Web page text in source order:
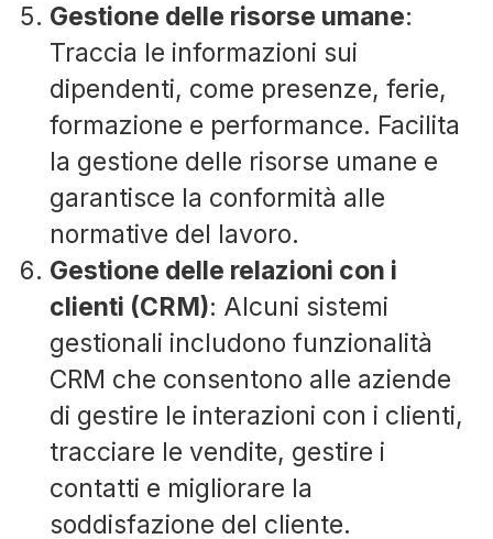
Gestione delle risorse umane:
Traccia le informazioni sui
dipendenti, come presenze, ferie,
formazione e performance. Facilita
la gestione delle risorse umane e
garantisce la conformità alle
normative del lavoro.
Gestione delle relazioni con i
clienti (CRM): Alcuni sistemi
gestionali includono funzionalità
CRM che consentono alle aziende
di gestire le interazioni con i clienti,
tracciare le vendite, gestire i
contatti e migliorare la
soddisfazione del cliente.